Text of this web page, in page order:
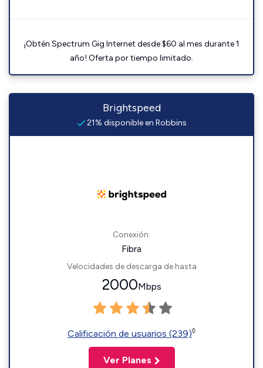
¡Obtén Spectrum Gig Internet desde $60 al mes durante 1
año! Oferta por tiempo limitado.
Brightspeed
21% disponible en Robbins
Conexión:
Fibra
Velocidades de descarga de hasta
2000Mbps
Calificación de usuarios (239)◊
Ver Planes